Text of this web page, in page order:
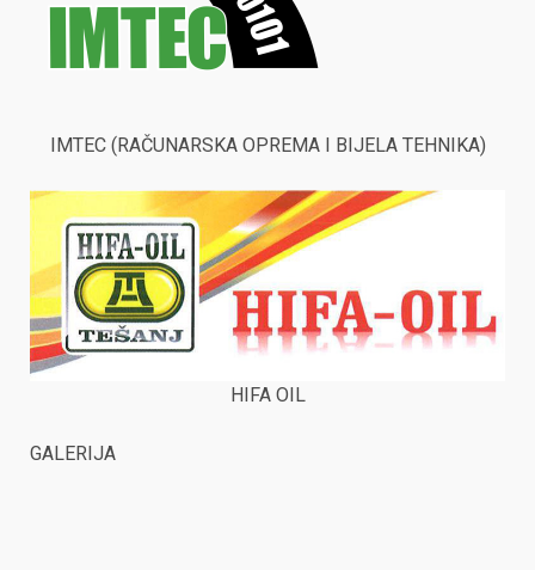
IMTEC (RAČUNARSKA OPREMA I BIJELA TEHNIKA)
HIFA OIL
GALERIJA